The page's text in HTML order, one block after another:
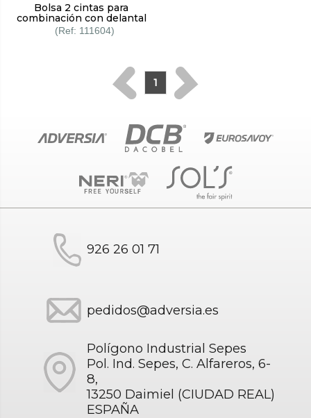
Bolsa 2 cintas para
combinación con delantal
111604
1
926 26 01 71
pedidos@adversia.es
Polígono Industrial Sepes
Pol. Ind. Sepes, C. Alfareros, 6-
8,
13250 Daimiel (CIUDAD REAL)
ESPAÑA